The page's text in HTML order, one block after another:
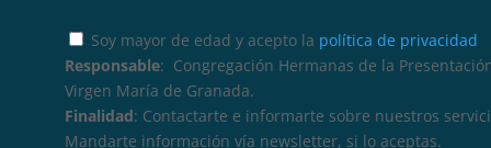
Soy mayor de edad y acepto la política de privacidad
Responsable: Congregación Hermanas de la
Virgen María de Granada.
Finalidad: Contactarte e informarte sobre nuestros
Mandarte información vía newsletter, si lo aceptas.